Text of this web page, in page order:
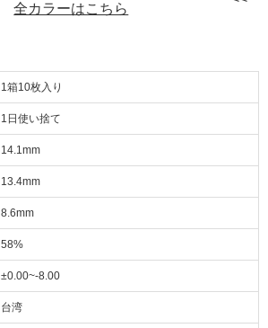
全カラーはこちら
1箱10枚入り
1日使い捨て
14.1mm
13.4mm
8.6mm
58%
±0.00~-8.00
台湾